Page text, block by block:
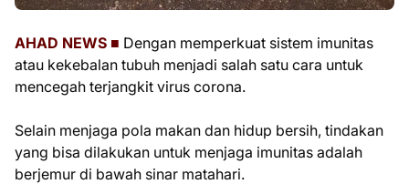
AHAD NEWS ■ Dengan memperkuat sistem imunitas
atau kekebalan tubuh menjadi salah satu cara untuk
mencegah terjangkit virus corona.
Selain menjaga pola makan dan hidup bersih, tindakan
yang bisa dilakukan untuk menjaga imunitas adalah
berjemur di bawah sinar matahari.